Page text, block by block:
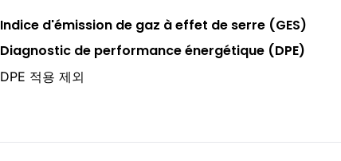
Indice d'émission de gaz à effet de serre (GES)
Diagnostic de performance énergétique (DPE)
DPE 적용 제외